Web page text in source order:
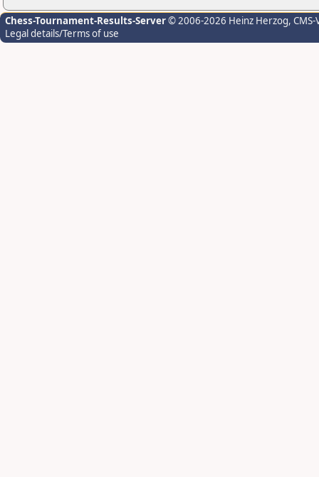
Chess-Tournament-Results-Server© 2006-2026 Heinz Herzog,
Legal details/Terms of use